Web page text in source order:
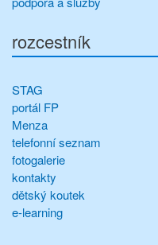
rozcestník
STAG
portál FP
Menza
telefonní seznam
fotogalerie
kontakty
dětský koutek
e-learning